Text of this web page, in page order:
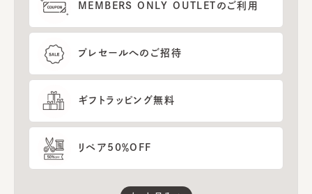
MEMBERS ONLY OUTLETのご利用
プレセールへのご招待
ギフトラッピング無料
リペア50％OFF